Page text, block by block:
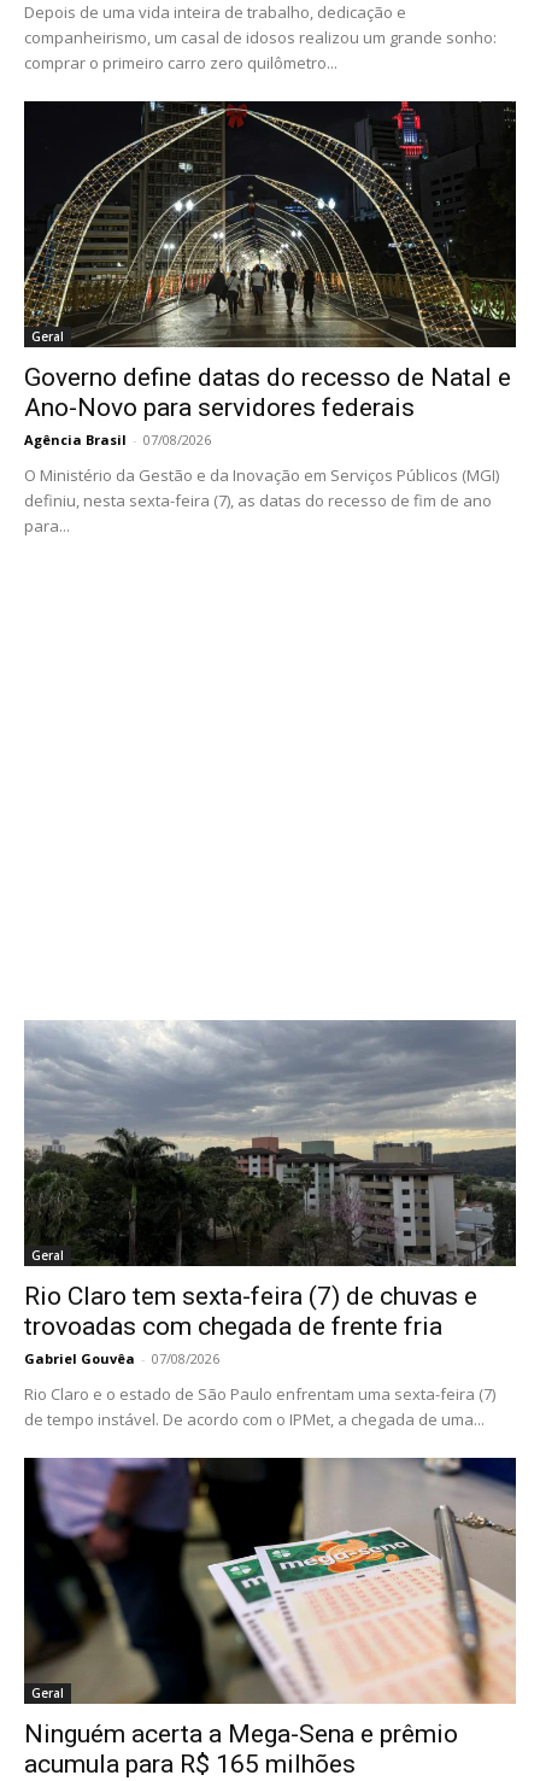
Depois de uma vida inteira de trabalho, dedicação e
companheirismo, um casal de idosos realizou um grande sonho:
comprar o primeiro carro zero quilômetro...
Geral
Governo define datas do recesso de Natal e
Ano-Novo para servidores federais
Agência Brasil - 07/08/2026
O Ministério da Gestão e da Inovação em Serviços Públicos (MGI)
definiu, nesta sexta-feira (7), as datas do recesso de fim de ano
para...
Geral
Rio Claro tem sexta-feira (7) de chuvas e
trovoadas com chegada de frente fria
Gabriel Gouvêa - 07/08/2026
Rio Claro e o estado de São Paulo enfrentam uma sexta-feira (7)
de tempo instável. De acordo com o IPMet, a chegada de uma...
Geral
Ninguém acerta a Mega-Sena e prêmio
acumula para R$ 165 milhões